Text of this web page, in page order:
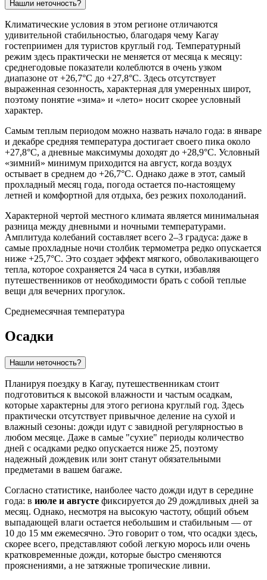
Нашли неточность?
Климатические условия в этом регионе отличаются
удивительной стабильностью, благодаря чему Кагау
гостеприимен для туристов круглый год. Температурный
режим здесь практически не меняется от месяца к месяцу:
среднегодовые показатели колеблются в очень узком
диапазоне от +26,7°C до +27,8°C. Здесь отсутствует
выраженная сезонность, характерная для умеренных широт,
поэтому понятие «зима» и «лето» носит скорее условный
характер.
Самым теплым периодом можно назвать начало года: в январе
и декабре средняя температура достигает своего пика около
+27,8°C, а дневные максимумы доходят до +28,9°C. Условный
«зимний» минимум приходится на август, когда воздух
остывает в среднем до +26,7°C. Однако даже в этот, самый
прохладный месяц года, погода остается по-настоящему
летней и комфортной для отдыха, без резких похолоданий.
Характерной чертой местного климата является минимальная
разница между дневными и ночными температурами.
Амплитуда колебаний составляет всего 2–3 градуса: даже в
самые прохладные ночи столбик термометра редко опускается
ниже +25,7°C. Это создает эффект мягкого, обволакивающего
тепла, которое сохраняется 24 часа в сутки, избавляя
путешественников от необходимости брать с собой теплые
вещи для вечерних прогулок.
Среднемесячная температура
Осадки
Нашли неточность?
Планируя поездку в Кагау, путешественникам стоит
подготовиться к высокой влажности и частым осадкам,
которые характерны для этого региона круглый год. Здесь
практически отсутствует привычное деление на сухой и
влажный сезоны: дожди идут с завидной регулярностью в
любом месяце. Даже в самые "сухие" периоды количество
дней с осадками редко опускается ниже 25, поэтому
надежный дождевик или зонт станут обязательными
предметами в вашем багаже.
Согласно статистике, наиболее часто дожди идут в середине
года: в июле и августе фиксируется до 29 дождливых дней за
месяц. Однако, несмотря на высокую частоту, общий объем
выпадающей влаги остается небольшим и стабильным — от
10 до 15 мм ежемесячно. Это говорит о том, что осадки здесь,
скорее всего, представляют собой легкую морось или очень
кратковременные дожди, которые быстро сменяются
прояснениями, а не затяжные тропические ливни.